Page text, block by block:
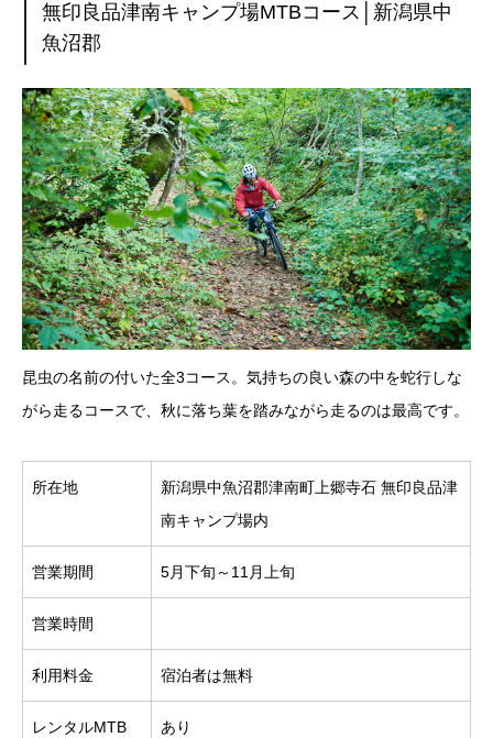
無印良品津南キャンプ場MTBコース│新潟県中
魚沼郡
昆虫の名前の付いた全3コース。気持ちの良い森の中を蛇行しな
がら走るコースで、秋に落ち葉を踏みながら走るのは最高です。
所在地
新潟県中魚沼郡津南町上郷寺石 無印良品津
南キャンプ場内
営業期間 5月下旬～11月上旬
営業時間
利用料金 宿泊者は無料
レンタルMTB あり